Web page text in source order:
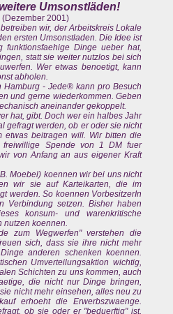
Umsonstläden!
(Dezember 2001)
wir, der Arbeitskreis Lokale
ersten Umsonstladen. Die Idee ist
funktionsfaehige Dinge ueber hat,
statt sie weiter nutzlos bei sich
Wer etwas benoetigt, kann
abholen.
Hamburg - Jede® kann pro Besuch
und gerne wiederkommen. Geben
aneinander gekoppelt.
hat, gibt. Doch wer ein halbes Jahr
gefragt werden, ob er oder sie nicht
etwas beitragen will. Wir bitten die
freiwillige Spende von 1 DM fuer
von Anfang an aus eigener Kraft
Moebel) koennen wir bei uns nicht
wir sie auf Karteikarten, die im
werden. So koennen VorbesitzerIn
Verbindung setzen. Bisher haben
konsum- und warenkritische
nutzen koennen.
zum Wegwerfen" verstehen die
sich, dass sie ihre nicht mehr
anderen schenken koennen.
Umverteilungsaktion wichtig,
Schichten zu uns kommen, auch
die nicht nur Dinge bringen,
nicht mehr einsehen, alles neu zu
erhoeht die Erwerbszwaenge.
ob sie oder er "beduerftig" ist.